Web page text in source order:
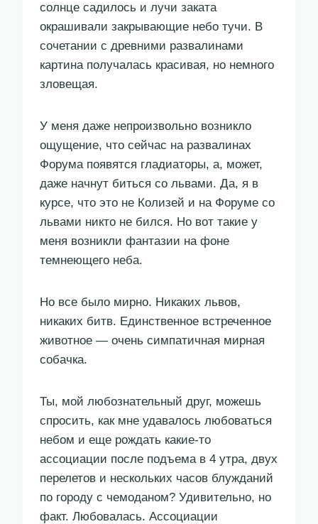
солнце садилось и лучи заката
окрашивали закрывающие небо тучи. В
сочетании с древними развалинами
картина получалась красивая, но немного
зловещая.
У меня даже непроизвольно возникло
ощущение, что сейчас на развалинах
Форума появятся гладиаторы, а, может,
даже начнут биться со львами. Да, я в
курсе, что это не Колизей и на Форуме со
львами никто не бился. Но вот такие у
меня возникли фантазии на фоне
темнеющего неба.
Но все было мирно. Никаких львов,
никаких битв. Единственное встреченное
животное — очень симпатичная мирная
собачка.
Ты, мой любознательный друг, можешь
спросить, как мне удавалось любоваться
небом и еще рождать какие-то
ассоциации после подъема в 4 утра, двух
перелетов и нескольких часов блужданий
по городу с чемоданом? Удивительно, но
факт. Любовалась. Ассоциации